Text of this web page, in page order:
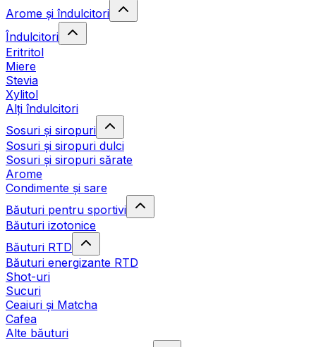
Arome și îndulcitori
Îndulcitori
Eritritol
Miere
Stevia
Xylitol
Alți îndulcitori
Sosuri și siropuri
Sosuri și siropuri dulci
Sosuri și siropuri sărate
Arome
Condimente și sare
Băuturi pentru sportivi
Băuturi izotonice
Băuturi RTD
Băuturi energizante RTD
Shot-uri
Sucuri
Ceaiuri și Matcha
Cafea
Alte băuturi